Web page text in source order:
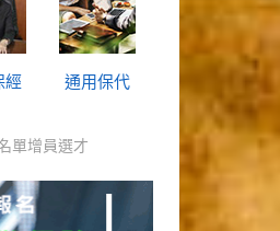
經 通用保代
單增員選才